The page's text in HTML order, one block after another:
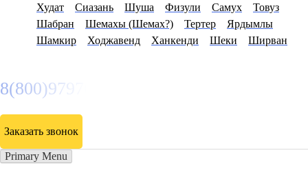
Худат
Сиазань Шуша Физули Самух
Товуз
Шабран
Шемахы (Шемах?) Тертер
Ярдымлы
Шамкир
Ходжавенд Ханкенди Шеки Ширван
8(800)9797043
Заказать звонок
Primary Menu